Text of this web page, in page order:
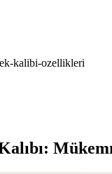
kalibi-ozellikleri